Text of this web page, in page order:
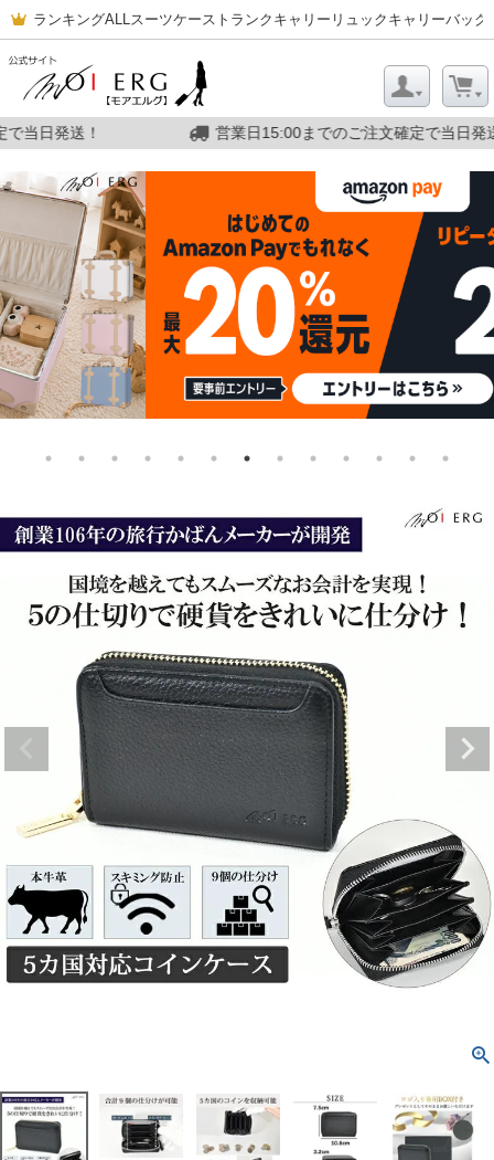
ランキングALLスーツケース トランクキャリー リュックキャリーバッグ
業日15:00までのご注文確定で当日発送！ 営業日